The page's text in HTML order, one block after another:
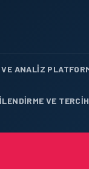
ANALIZ
VE TERCIH